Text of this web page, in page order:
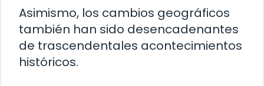
Asimismo, los cambios geográficos
también han sido desencadenantes
de trascendentales acontecimientos
históricos.